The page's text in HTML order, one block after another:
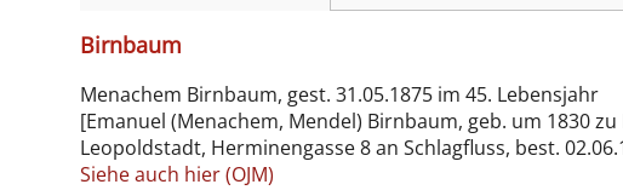
Birnbaum
Menachem Birnbaum, gest. 31.05.1875 im 45. Lebensjahr
[Emanuel (Menachem, Mendel) Birnbaum, geb. um 1830
Leopoldstadt, Herminengasse 8 an Schlagfluss, best.
Siehe auch hier (OJM)